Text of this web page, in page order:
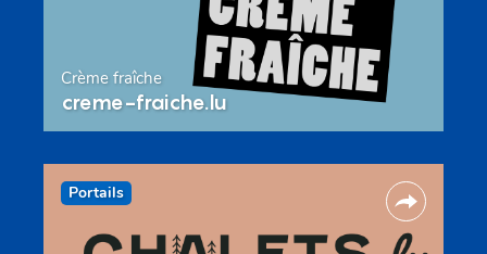
Crème fraîche
creme-fraiche.lu
Portails